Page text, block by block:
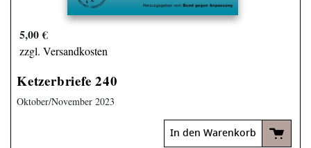
5,00 €
zzgl. Versandkosten
Ketzerbriefe 240
Oktober/November 2023
In den Warenkorb